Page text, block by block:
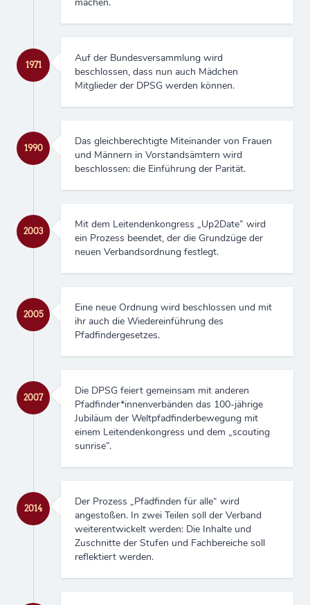
Auf der Bundesversammlung wird
beschlossen, dass nun auch Mädchen
Mitglieder der DPSG werden können.
1971
1990
Das gleichberechtigte Miteinander von Frauen
und Männern in Vorstandsämtern wird
beschlossen: die Einführung der Parität.
Mit dem Leitendenkongress „Up2Date” wird
ein Prozess beendet, der die Grundzüge der
neuen Verbandsordnung festlegt.
2003
2005
Eine neue Ordnung wird beschlossen und mit
ihr auch die Wiedereinführung des
Pfadfindergesetzes.
Die DPSG feiert gemeinsam mit anderen
Pfadfinder*innenverbänden das 100-jährige
Jubiläum der Weltpfadfinderbewegung mit
einem Leitendenkongress und dem „scouting
sunrise”.
2007
2014
Der Prozess „Pfadfinden für alle“ wird
angestoßen. In zwei Teilen soll der Verband
weiterentwickelt werden: Die Inhalte und
Zuschnitte der Stufen und Fachbereiche soll
reflektiert werden.